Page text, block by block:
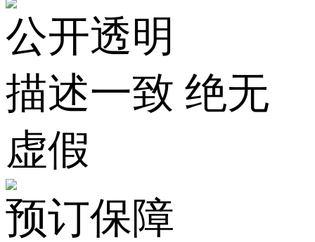
公开透明
描述一致 绝无
虚假
预订保障